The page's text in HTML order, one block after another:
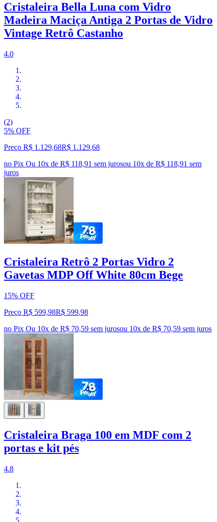
Cristaleira Bella Luna com Vidro
Madeira Maciça Antiga 2 Portas de Vidro
Vintage Retrô Castanho
4.0
(2)
5% OFF
Preço R$ 1.129,68R$ 1.129,68
no Pix Ou 10x de R$ 118,91 sem jurosou 10x de R$ 118,91 sem
juros
Cristaleira Retrô 2 Portas Vidro 2
Gavetas MDP Off White 80cm Bege
15% OFF
Preço R$ 599,98R$ 599,98
no Pix Ou 10x de R$ 70,59 sem jurosou 10x de R$ 70,59 sem juros
Cristaleira Braga 100 em MDF com 2
portas e kit pés
4.8